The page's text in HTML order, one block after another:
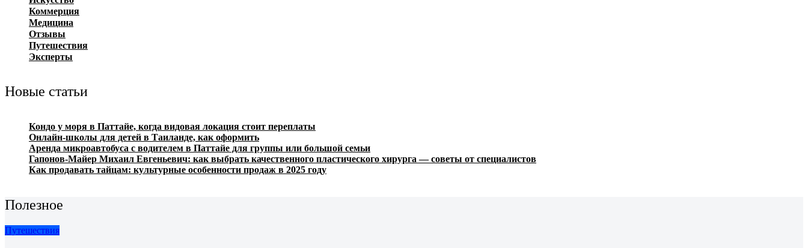
Коммерция
Медицина
Отзывы
Путешествия
Эксперты
Новые статьи
Кондо у моря в Паттайе, когда видовая локация стоит переплаты
Онлайн-школы для детей в Таиланде, как оформить
Аренда микроавтобуса с водителем в Паттайе для группы или большой семьи
Гапонов-Майер Михаил Евгеньевич: как выбрать качественного пластического хирурга — советы от специалистов
Как продавать тайцам: культурные особенности продаж в 2025 году
Полезное
Путешествия